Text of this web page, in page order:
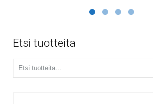
Etsi tuotteita